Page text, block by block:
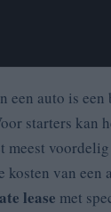
een auto is
starters kan
meest
kosten van een
lease met